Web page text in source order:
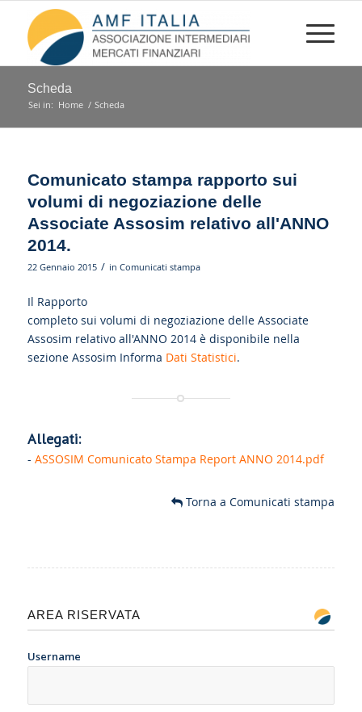
Scheda
Sei in: Home / Scheda
Comunicato stampa rapporto sui
volumi di negoziazione delle
Associate Assosim relativo all'ANNO
2014.
22 Gennaio 2015 / in Comunicati stampa
Il Rapporto
completo sui volumi di negoziazione delle Associate
Assosim relativo all'ANNO 2014 è disponibile nella
sezione Assosim Informa Dati Statistici.
Allegati:
- ASSOSIM Comunicato Stampa Report ANNO 2014.pdf
Torna a Comunicati stampa
AREA RISERVATA
Username